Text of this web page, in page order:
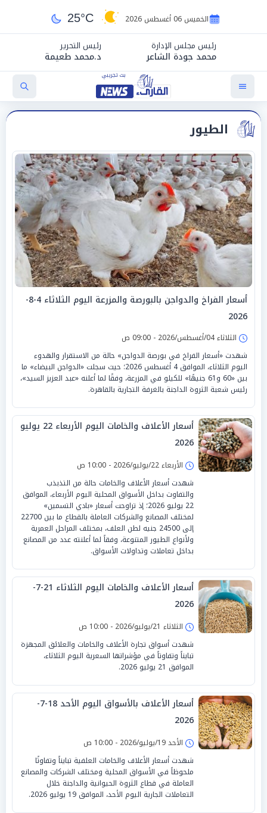
الخميس 06 أغسطس 2026 25°C
رئيس مجلس الإدارة
محمد جودة الشاعر
رئيس التحرير
د.محمد طعيمة
الطيور
أسعار الفراخ والدواجن بالبورصة والمزرعة اليوم الثلاثاء 4-8-
2026
الثلاثاء 04/أغسطس/2026 - 09:00 ص
شهدت «أسعار الفراخ في بورصة الدواجن» حالة من الاستقرار والهدوء
اليوم الثلاثاء، الموافق 4 أغسطس 2026؛ حيث سجلت «الدواجن البيضاء» ما
بين «60 و61 جنيهًا» للكيلو في المزرعة، وفقًا لما أعلنه «عبد العزيز السيد»،
رئيس شعبة الثروة الداجنة بالغرفة التجارية بالقاهرة.
أسعار الأعلاف والخامات اليوم الأربعاء 22 يوليو
2026
الأربعاء 22/يوليو/2026 - 10:00 ص
شهدت أسعار الأعلاف والخامات حالة من التذبذب
والتفاوت بداخل الأسواق المحلية اليوم الأربعاء، الموافق
22 يوليو 2026؛ إذ تراوحت أسعار «بادي التسمين»
لمختلف المصانع والشركات العاملة بالقطاع ما بين 22700
إلى 24500 جنيه لطن العلف، بمختلف المراحل العمرية
ولأنواع الطيور المتنوعة، وفقاً لما أعلنته عدد من المصانع
بداخل تعاملات وتداولات الأسواق.
أسعار الأعلاف والخامات اليوم الثلاثاء 21-7-
2026
الثلاثاء 21/يوليو/2026 - 10:00 ص
شهدت أسواق تجارة الأعلاف والخامات والعلائق المجهزة
تبايناً وتفاوتاً في مؤشراتها السعرية اليوم الثلاثاء،
الموافق 21 يوليو 2026.
أسعار الأعلاف بالأسواق اليوم الأحد 18-7-
2026
الأحد 19/يوليو/2026 - 10:00 ص
شهدت أسعار الأعلاف والخامات العلفية تبايناً وتفاوتًا
ملحوظاً في الأسواق المحلية ومختلف الشركات والمصانع
العاملة في قطاع الثروة الحيوانية والداجنة خلال
التعاملات الجارية اليوم الأحد، الموافق 19 يوليو 2026.